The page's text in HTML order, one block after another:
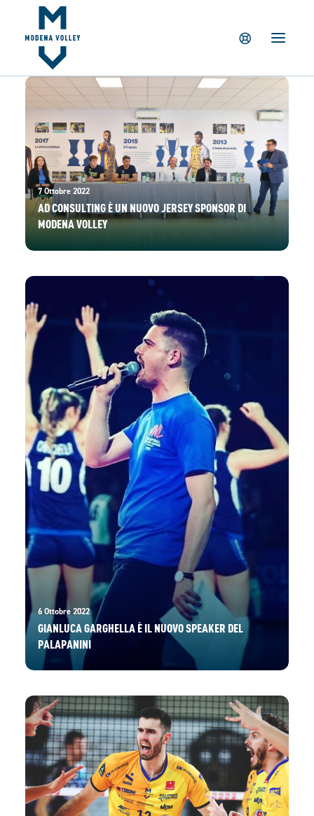
IL CLUB
NEWS
TICKETING
MV PARTNERS
PALAPANINI
GIOVANILI
ACADEMY
STORE
7 Ottobre 2022
AD CONSULTING È UN NUOVO JERSEY SPONSOR DI
MODENA VOLLEY
6 Ottobre 2022
GIANLUCA GARGHELLA È IL NUOVO SPEAKER DEL
PALAPANINI